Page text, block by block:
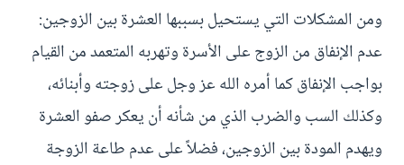
ومن المشكلات التي يستحيل بسببها العشرة بين الزوجين:
عدم الإنفاق من الزوج على الأسرة وتهربه المتعمد من القيام
بواجب الإنفاق كما أمره الله عز وجل على زوجته وأبنائه،
وكذلك السب والضرب الذي من شأنه أن يعكر صفو العشرة
ويهدم المودة بين الزوجين، فضلاً على عدم طاعة الزوجة